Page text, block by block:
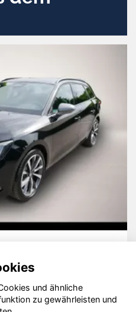
und ähnliche
zu gewährleisten und